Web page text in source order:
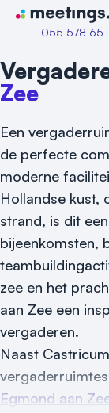
Naar home van
055 578 65
Vraag
Meld
Nieuws
Reviews
Contact
Zee
Een
de perfecte
moderne
Hollandse kust,
strand, is dit
bijeenkomsten,
zee en het
aan Zee een
vergaderen.
Naast
Egmond aan